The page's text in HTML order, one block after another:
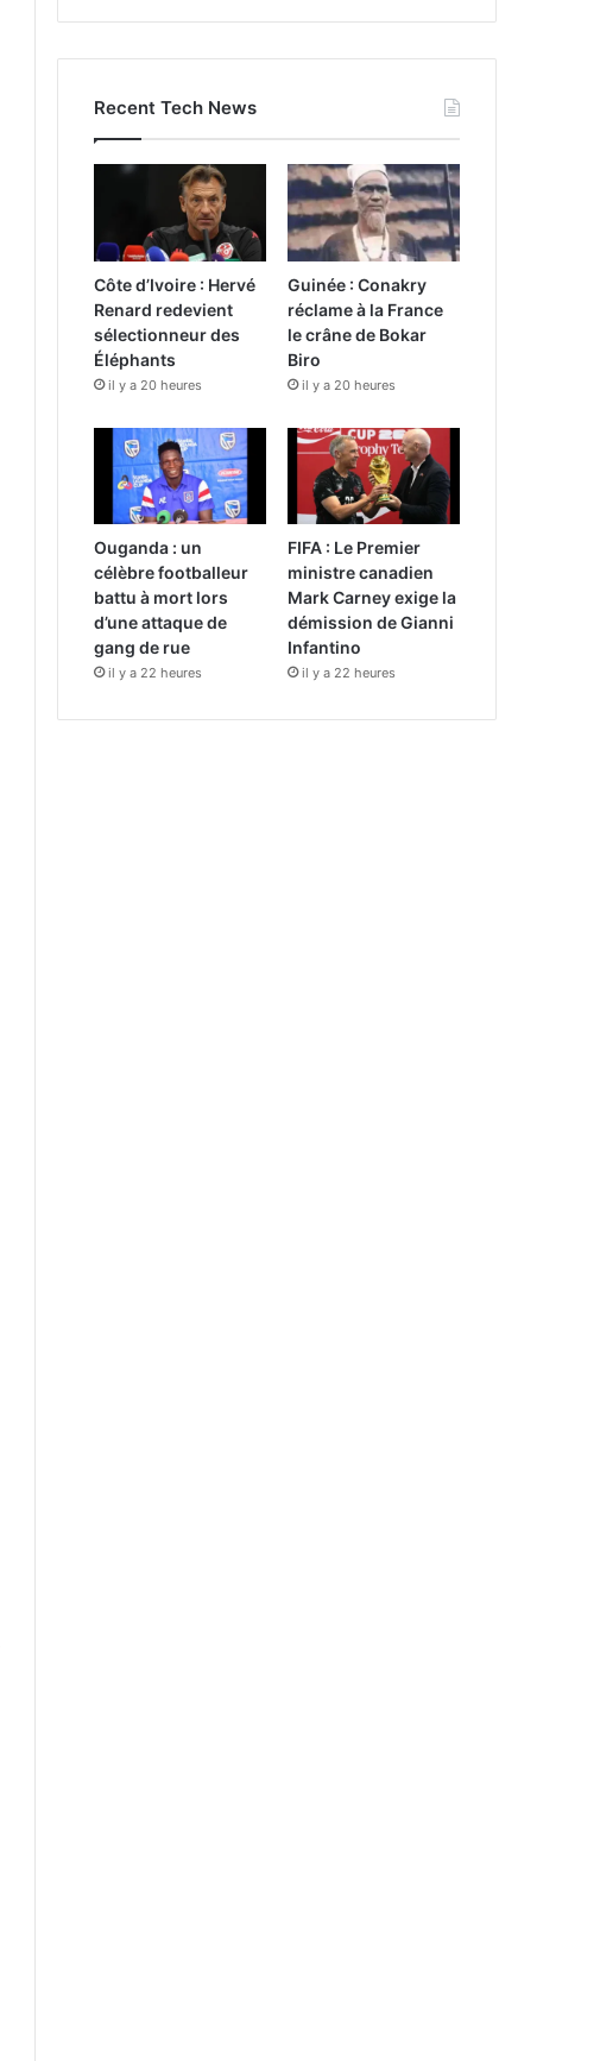
Recent Tech News
Côte d’Ivoire : Hervé
Renard redevient
sélectionneur des
Éléphants
il y a 20 heures
Guinée : Conakry
réclame à la France
le crâne de Bokar
Biro
il y a 20 heures
Ouganda : un
célèbre footballeur
battu à mort lors
d’une attaque de
gang de rue
il y a 22 heures
FIFA : Le Premier
ministre canadien
Mark Carney exige la
démission de Gianni
Infantino
il y a 22 heures